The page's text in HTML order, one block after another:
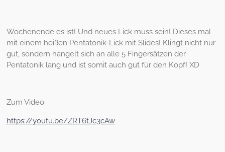
Wochenende es ist! Und neues Lick muss sein! Dieses mal
mit einem heißen Pentatonik-Lick mit Slides! Klingt nicht nur
gut, sondern hangelt sich an alle 5 Fingersätzen der
Pentatonik lang und ist somit auch gut für den Kopf! XD
Zum Video:
https://youtu.be/ZRT6tJc3cAw